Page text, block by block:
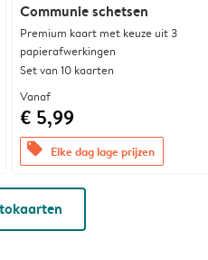
Communie schetsen
Premium kaart met keuze uit 3
papierafwerkingen
Set van 10 kaarten
Vanaf
€ 5,99
offers Elke dag lage prijzen